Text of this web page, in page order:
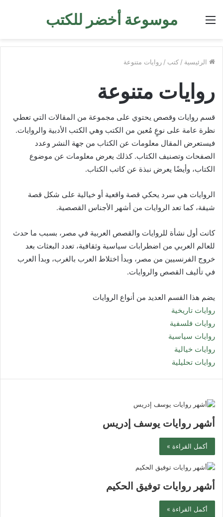
موسوعة أخضر للكتب القائمة
الرئيسية / كتب / روايات متنوعة
روايات متنوعة
قسم روايات وقصص يحتوي على مجموعة من المقالات التي تعطي
نظرة عامة على نوعٍ مُعين من الكتب وهي الكتب الأدبية والروايات.
فيستعرض المقال معلومات عن الكتاب من جهة النشر وعدد
الصفحات وتصنيف الكتاب. كذلك يعرض معلومات عن موضوع
الكتاب، وأيضًا يعرض نبذة عن كاتب الكتاب.
الروايات هي سرد يحكي قصة واقعية أو خيالية على شكل قصة
شيقة، كما تعد الروايات من أشهر الأجناس القصصية.
كانت أول نشأة للروايات والقصص العربية في مصر، بسبب ما حدث
للعالم العربي من اضطرابات سياسية وثقافية، تعدد البعثات بعد
خروج الفرنسيين من مصر، وبدأ اختلاط العرب بالغرب، وبدأ العرب
في تأليف القصص والروايات.
يضم هذا القسم العديد من أنواع الروايات
روايات تاريخية
روايات فلسفية
روايات سياسية
روايات خيالية
روايات تحليلية
أشهر روايات يوسف إدريس
أكمل القراءة »
أشهر روايات توفيق الحكيم
أكمل القراءة »